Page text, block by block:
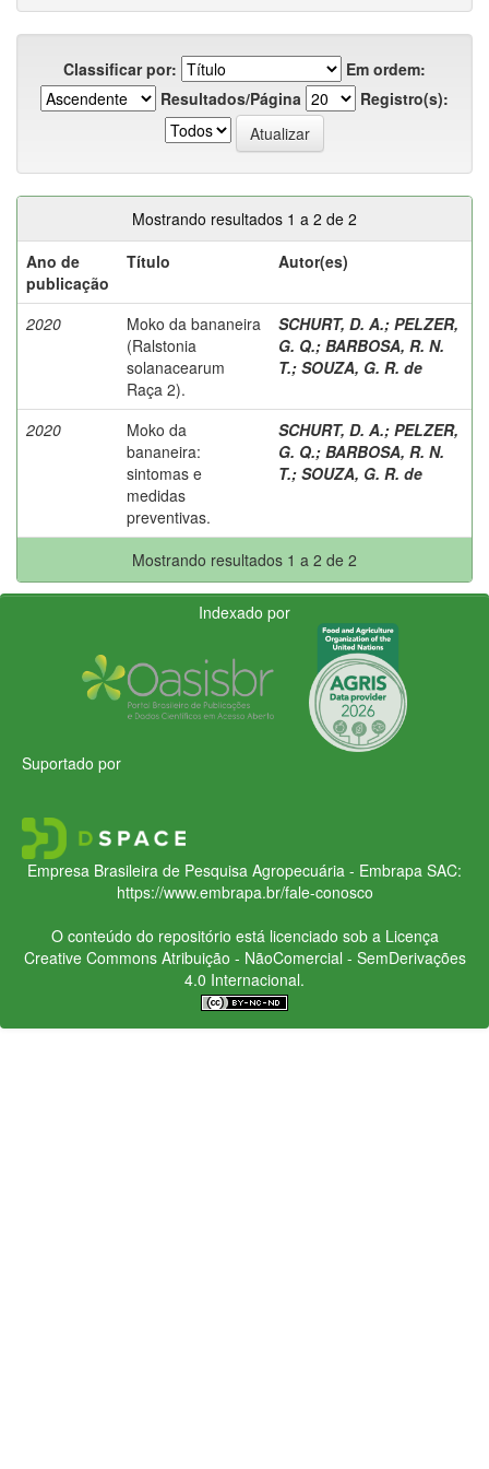
Classificar por:
Em ordem:
Resultados/Página
Registro(s):
Mostrando resultados 1 a 2 de 2
Ano de
publicação
Título Autor(es)
2020
Moko da bananeira
(Ralstonia
solanacearum
Raça 2).
SCHURT, D. A.; PELZER,
G. Q.; BARBOSA, R. N.
T.; SOUZA, G. R. de
2020
Moko da
bananeira:
sintomas e
medidas
preventivas.
SCHURT, D. A.; PELZER,
G. Q.; BARBOSA, R. N.
T.; SOUZA, G. R. de
Mostrando resultados 1 a 2 de 2
Indexado por
Suportado por
Empresa Brasileira de Pesquisa Agropecuária - Embrapa SAC:
https://www.embrapa.br/fale-conosco
O conteúdo do repositório está licenciado sob a Licença
Creative CommonsAtribuição - NãoComercial - SemDerivações
4.0 Internacional.